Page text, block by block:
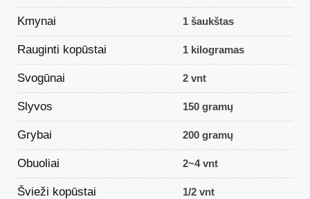
Kmynai 1 šaukštas
Rauginti kopūstai 1 kilogramas
Svogūnai 2 vnt
Slyvos 150 gramų
Grybai 200 gramų
Obuoliai 2~4 vnt
Švieži kopūstai 1/2 vnt